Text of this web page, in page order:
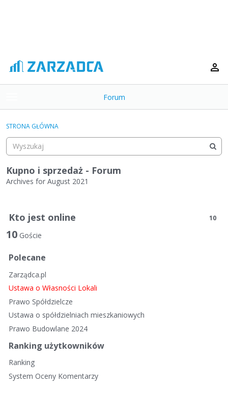
o
g
e
m
e
n
Forum
Kategorie
Dyskusje
Aktywność
STRONA GŁÓWNA
Kupno i sprzedaż - Forum
Archives for August 2021
s
t
d
s
k
u
s
n
Kto jest online 10
10 Goście
Polecane
Zarządca.pl
Ustawa o Własności Lokali
Prawo Spółdzielcze
Ustawa o spółdzielniach mieszkaniowych
Prawo Budowlane 2024
Ranking użytkowników
Ranking
System Oceny Komentarzy